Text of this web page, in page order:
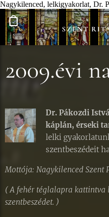
Nagykilenced, lelkigyakorlat, Dr.
SZENT
2009.évi
Dr. Pákozdi
káplán, érseki
lelki
szentbeszédeit
Mottója: Nagykilenced Szent
( A fehér téglalapra kattintva
szentbeszédet. )